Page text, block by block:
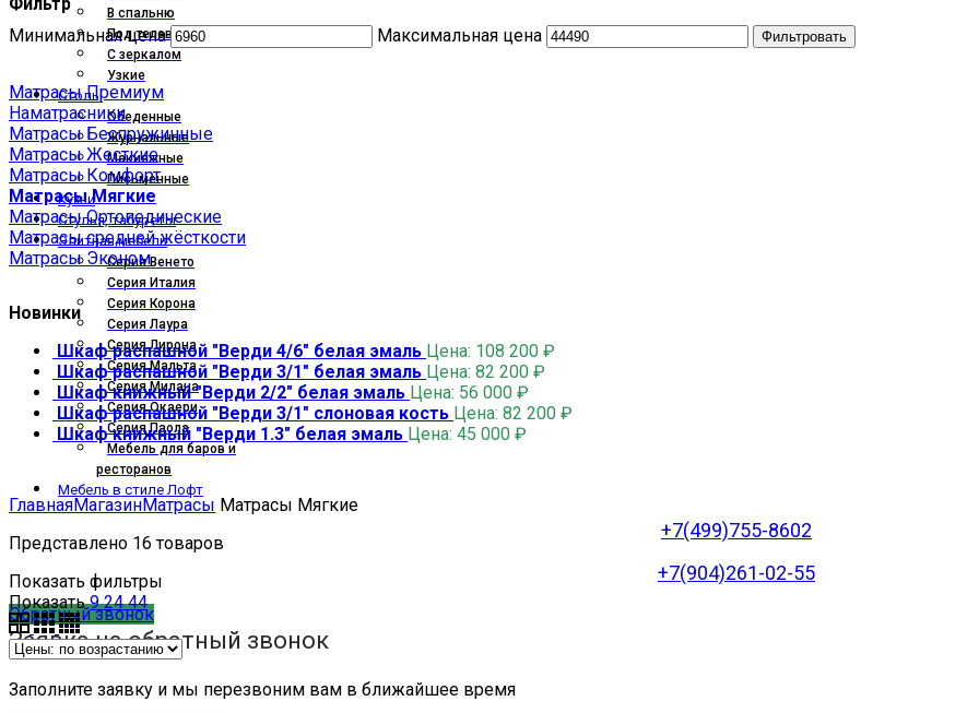
В спальню
Под телевизор
С зеркалом
Узкие
Столы
Обеденные
Журнальные
Макияжные
Письменные
Кухни
Стулья, табуреты
Элитная мебель
Серия Венето
Серия Италия
Серия Корона
Серия Лаура
Серия Лирона
Серия Мальта
Серия Милана
Серия Окаери
Серия Паола
Мебель для баров и
ресторанов
Мебель в стиле Лофт
+7(499)755-8602
+7(904)261-02-55
Обратный звонок
Заявка на обратный звонок
Заполните заявку и мы перезвоним вам в ближайшее время
Минимальная цена
Максимальная цена Фильтровать
Матрасы Премиум
Наматрасники
Матрасы Беспружинные
Матрасы Жесткие
Матрасы Комфорт
Матрасы Мягкие
Матрасы Ортопедические
Матрасы средней жёсткости
Матрасы Эконом
Новинки
Шкаф распашной "Верди 4/6" белая эмаль Цена: 108 200 ₽
Шкаф распашной "Верди 3/1" белая эмаль Цена: 82 200 ₽
Шкаф книжный "Верди 2/2" белая эмаль Цена: 56 000 ₽
Шкаф распашной "Верди 3/1" слоновая кость Цена: 82 200 ₽
Шкаф книжный "Верди 1.3" белая эмаль Цена: 45 000 ₽
ГлавнаяМагазинМатрасы Матрасы Мягкие
Представлено 16 товаров
Показать фильтры
Показать 9 24 44